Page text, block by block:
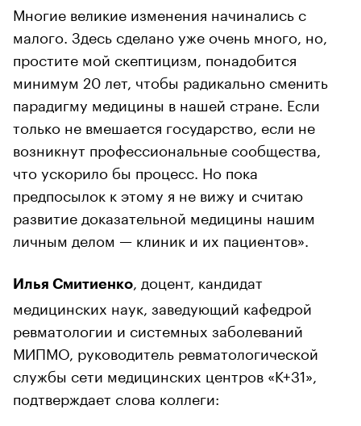
Многие великие изменения начинались с
малого. Здесь сделано уже очень много, но,
простите мой скептицизм, понадобится
минимум 20 лет, чтобы радикально сменить
парадигму медицины в нашей стране. Если
только не вмешается государство, если не
возникнут профессиональные сообщества,
что ускорило бы процесс. Но пока
предпосылок к этому я не вижу и считаю
развитие доказательной медицины нашим
личным делом — клиник и их пациентов».
Илья Смитиенко
, доцент, кандидат
медицинских наук, заведующий кафедрой
ревматологии и системных заболеваний
МИПМО, руководитель ревматологической
службы сети медицинских центров «К+31»,
подтверждает слова коллеги: